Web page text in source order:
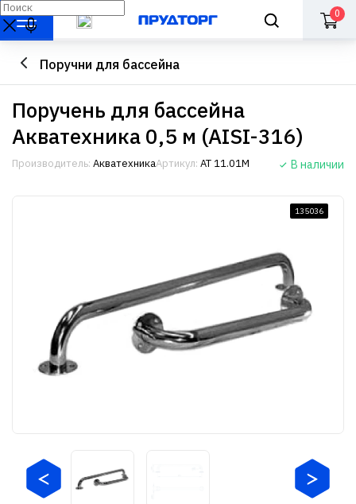
0
Поручни для бассейна
Поручень для бассейна
Акватехника 0,5 м (AISI-316)
Производитель: АкватехникаАртикул: АТ 11.01М В наличии
135036